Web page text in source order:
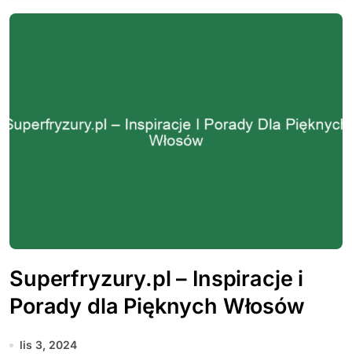
Superfryzury.pl – Inspiracje i
Porady dla Pięknych Włosów
lis 3, 2024